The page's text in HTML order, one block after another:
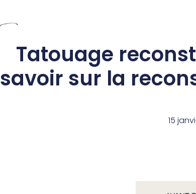
Tatouage
savoir sur la
15